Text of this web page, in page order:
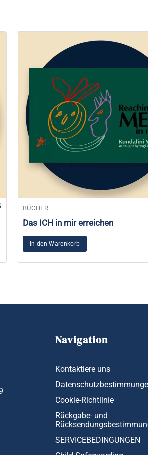
BÜCHER
Das ICH in mir erreichen
In den Warenkorb
Navigation
Kontaktiere uns
Cookie-Richtlinie
Rückgabe- und
SERVICEBEDINGUNGEN